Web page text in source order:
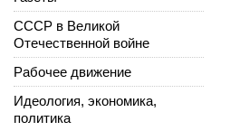
СССР в Великой
Отечественной войне
Рабочее движение
Идеология, экономика,
политика